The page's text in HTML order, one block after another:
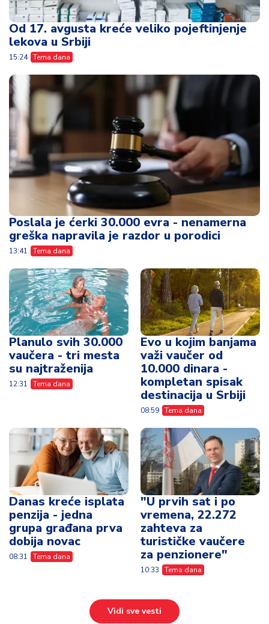
Od 17. avgusta kreće veliko pojeftinjenje
lekova u Srbiji
15:24 Tema dana
Poslala je ćerki 30.000 evra - nenamerna
greška napravila je razdor u porodici
13:41 Tema dana
Planulo svih 30.000
vaučera - tri mesta
su najtraženija
12:31 Tema dana
Evo u kojim banjama
važi vaučer od
10.000 dinara -
kompletan spisak
destinacija u Srbiji
08:59 Tema dana
Danas kreće isplata
penzija - jedna
grupa građana prva
dobija novac
08:31 Tema dana
"U prvih sat i po
vremena, 22.272
zahteva za
turističke vaučere
za penzionere"
10:33 Tema dana
Vidi sve vesti